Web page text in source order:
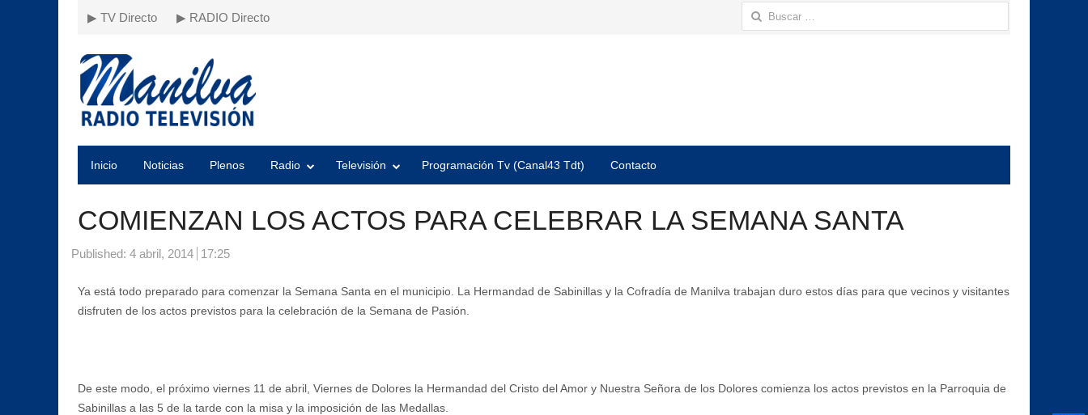
▶ TV Directo ▶ RADIO Directo Buscar:
Inicio Noticias Plenos Radio Televisión Programación Tv (Canal43 Tdt) Contacto
COMIENZAN LOS ACTOS PARA CELEBRAR LA SEMANA SANTA
Published: 4 abril, 2014 17:25
Ya está todo preparado para comenzar la Semana Santa en el municipio. La Hermandad de Sabinillas y la Cofradía de Manilva trabajan duro estos días para que vecinos y visitantes
disfruten de los actos previstos para la celebración de la Semana de Pasión.
De este modo, el próximo viernes 11 de abril, Viernes de Dolores la Hermandad del Cristo del Amor y Nuestra Señora de los Dolores comienza los actos previstos en la Parroquia de
Sabinillas a las 5 de la tarde con la misa y la imposición de las Medallas.